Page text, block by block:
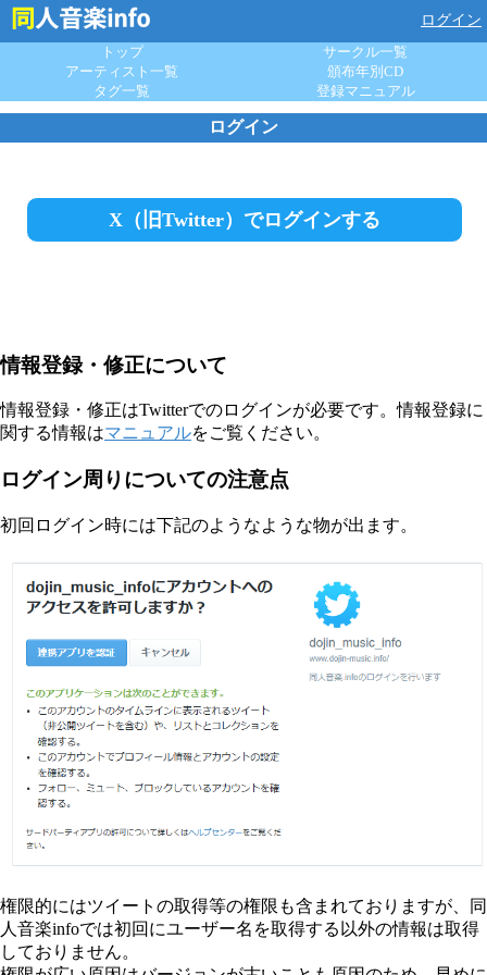
ログイン
トップ
サークル一覧
アーティスト一覧
頒布年別CD
タグ一覧
登録マニュアル
ログイン
X（旧Twitter）でログインする
情報登録・修正について
情報登録・修正はTwitterでのログインが必要です。情報登録に
関する情報はマニュアルをご覧ください。
ログイン周りについての注意点
初回ログイン時には下記のようなような物が出ます。
権限的にはツイートの取得等の権限も含まれておりますが、同
人音楽infoでは初回にユーザー名を取得する以外の情報は取得
しておりません。